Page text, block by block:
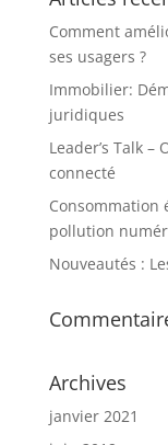
Comment
ses usagers ?
Immobilier:
juridiques
Leader’s Talk –
connecté
Consommation
pollution
Nouveautés :
Archives
janvier 2021